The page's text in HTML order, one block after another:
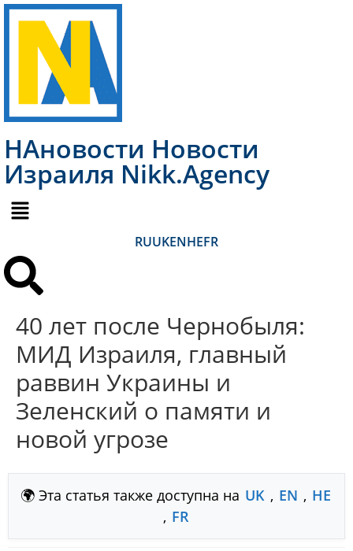
НАновости Новости
Израиля Nikk.Agency
RUUKENHEFR
40 лет после Чернобыля:
МИД Израиля, главный
раввин Украины и
Зеленский о памяти и
новой угрозе
🌍 Эта статья также доступна на UK , EN , HE
, FR